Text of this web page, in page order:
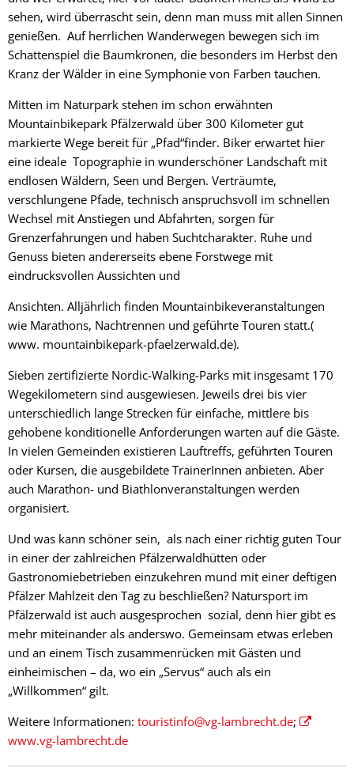
sehen, wird überrascht sein, denn man muss mit allen Sinnen
genießen. Auf herrlichen Wanderwegen bewegen sich im
Schattenspiel die Baumkronen, die besonders im Herbst den
Kranz der Wälder in eine Symphonie von Farben tauchen.
Mitten im Naturpark stehen im schon erwähnten
Mountainbikepark Pfälzerwald über 300 Kilometer gut
markierte Wege bereit für „Pfad“finder. Biker erwartet hier
eine ideale Topographie in wunderschöner Landschaft mit
endlosen Wäldern, Seen und Bergen. Verträumte,
verschlungene Pfade, technisch anspruchsvoll im schnellen
Wechsel mit Anstiegen und Abfahrten, sorgen für
Grenzerfahrungen und haben Suchtcharakter. Ruhe und
Genuss bieten andererseits ebene Forstwege mit
eindrucksvollen Aussichten und
Ansichten. Alljährlich finden Mountainbikeveranstaltungen
wie Marathons, Nachtrennen und geführte Touren statt.(
www. mountainbikepark-pfaelzerwald.de).
Sieben zertifizierte Nordic-Walking-Parks mit insgesamt 170
Wegekilometern sind ausgewiesen. Jeweils drei bis vier
unterschiedlich lange Strecken für einfache, mittlere bis
gehobene konditionelle Anforderungen warten auf die Gäste.
In vielen Gemeinden existieren Lauftreffs, geführten Touren
oder Kursen, die ausgebildete TrainerInnen anbieten. Aber
auch Marathon- und Biathlonveranstaltungen werden
organisiert.
Und was kann schöner sein, als nach einer richtig guten Tour
in einer der zahlreichen Pfälzerwaldhütten oder
Gastronomiebetrieben einzukehren mund mit einer deftigen
Pfälzer Mahlzeit den Tag zu beschließen? Natursport im
Pfälzerwald ist auch ausgesprochen sozial, denn hier gibt es
mehr miteinander als anderswo. Gemeinsam etwas erleben
und an einem Tisch zusammenrücken mit Gästen und
einheimischen – da, wo ein „Servus“ auch als ein
„Willkommen“ gilt.
Weitere Informationen: touristinfo@vg-lambrecht.de;
www.vg-lambrecht.de